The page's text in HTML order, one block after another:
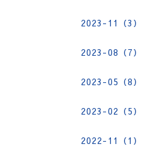
2023-11（3）
2023-08（7）
2023-05（8）
2023-02（5）
2022-11（1）